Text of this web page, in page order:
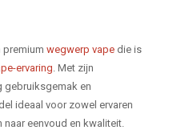
premium wegwerp vape die is
ervaring . Met zijn
gebruiksgemak en
ideaal voor zowel ervaren
eenvoud en kwaliteit.